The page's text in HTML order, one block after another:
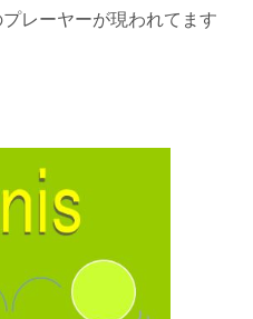
レーヤーが現われてます